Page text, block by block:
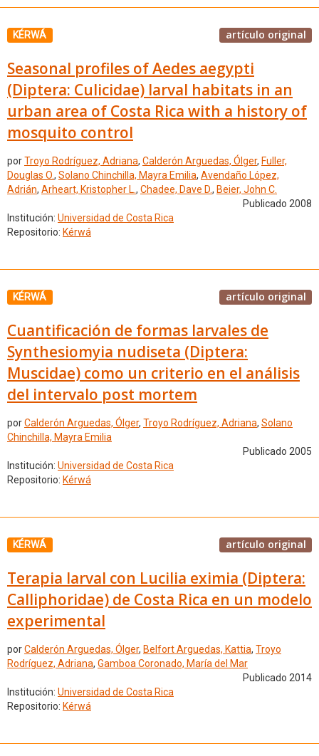
KÉRWÁ artículo original
Seasonal profiles of Aedes aegypti
(Diptera: Culicidae) larval habitats in an
urban area of Costa Rica with a history of
mosquito control
porTroyo Rodríguez, Adriana, Calderón Arguedas, Ólger, Fuller,
Douglas O., Solano Chinchilla, Mayra Emilia, Avendaño López,
Adrián, Arheart, Kristopher L., Chadee, Dave D., Beier, John C.
Publicado 2008
Institución: Universidad de Costa Rica
Repositorio: Kérwá
KÉRWÁ artículo original
Cuantificación de formas larvales de
Synthesiomyia nudiseta (Diptera:
Muscidae) como un criterio en el análisis
del intervalo post mortem
porCalderón Arguedas, Ólger, Troyo Rodríguez, Adriana, Solano
Chinchilla, Mayra Emilia
Publicado 2005
Institución: Universidad de Costa Rica
Repositorio: Kérwá
KÉRWÁ artículo original
Terapia larval con Lucilia eximia (Diptera:
Calliphoridae) de Costa Rica en un modelo
experimental
porCalderón Arguedas, Ólger, Belfort Arguedas, Kattia, Troyo
Rodríguez, Adriana, Gamboa Coronado, María del Mar
Publicado 2014
Institución: Universidad de Costa Rica
Repositorio: Kérwá